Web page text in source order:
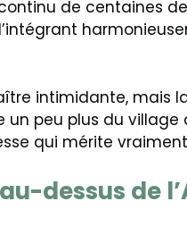
de centaines
intimidante, mais
peu plus du village
qui mérite
dessus de